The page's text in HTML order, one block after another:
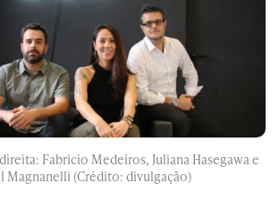
Fabricio Medeiros, Juliana Hasegawa e
Magnanelli (Crédito: divulgação)